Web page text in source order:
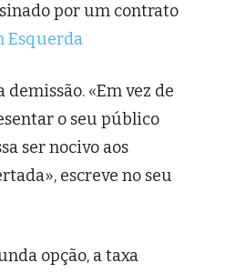
por um contrato
Esquerda
«Em vez de
o seu público
ser nocivo aos
escreve no seu
opção, a taxa